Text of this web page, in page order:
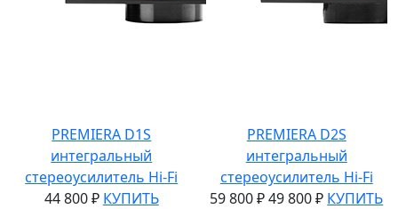
PREMIERA D1S
интегральный
стереоусилитель Hi-Fi
44 800 ₽ КУПИТЬ
PREMIERA D2S
интегральный
стереоусилитель Hi-Fi
59 800 ₽49 800 ₽ КУПИТЬ